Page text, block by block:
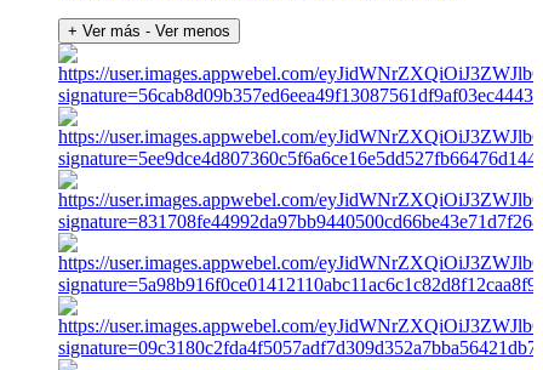
+ Ver más - Ver menos